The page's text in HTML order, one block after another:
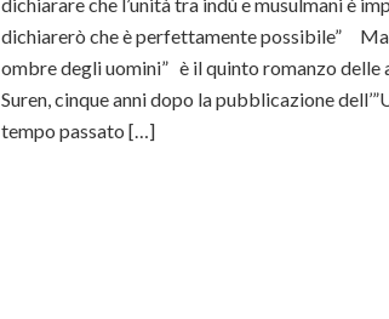
dichiarerò che è perfettamente possibile”
ombre degli uomini” è il quinto romanzo delle
Suren, cinque anni dopo la pubblicazione
tempo passato […]